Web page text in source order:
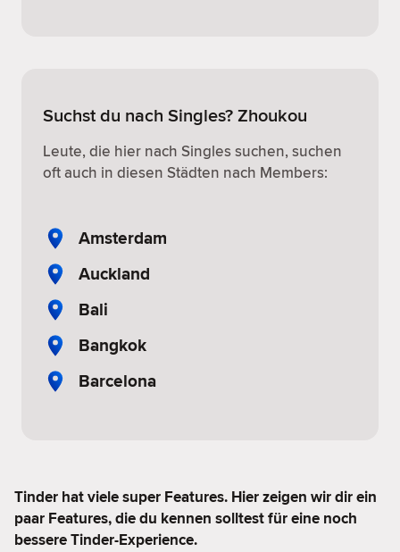
Suchst du nach Singles? Zhoukou
Leute, die hier nach Singles suchen, suchen
oft auch in diesen Städten nach Members:
Amsterdam
Auckland
Bali
Bangkok
Barcelona
Tinder hat viele super Features. Hier zeigen wir dir ein
paar Features, die du kennen solltest für eine noch
bessere Tinder-Experience.